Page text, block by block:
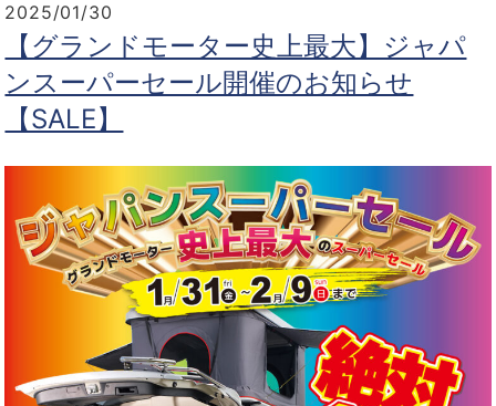
2025/01/30
【グランドモーター史上最大】ジャパ
ンスーパーセール開催のお知らせ
【SALE】